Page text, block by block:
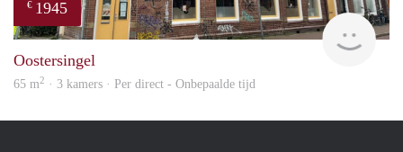
€ 1945
Oostersingel
65 m2 · 3 kamers · Per direct - Onbepaalde tijd